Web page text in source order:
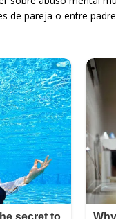
de pareja o entre